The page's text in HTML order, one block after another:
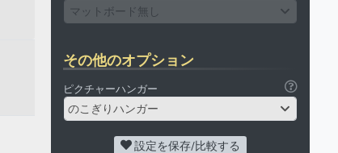
マットボード無し
その他のオプション
ピクチャーハンガー
のこぎりハンガー
設定を保存/比較する